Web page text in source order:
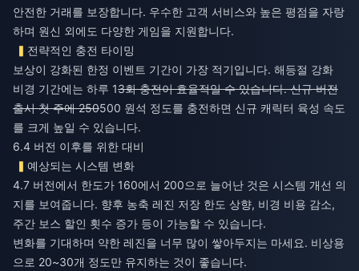
안전한 거래를 보장합니다. 우수한 고객 서비스와 높은 평점을 자랑
하며 원신 외에도 다양한 게임을 지원합니다.
전략적인 충전 타이밍
보상이 강화된 한정 이벤트 기간이 가장 적기입니다. 해등절 강화
비경 기간에는 하루 13회 충전이 효율적일 수 있습니다. 신규 버전
출시 첫 주에 250500 원석 정도를 충전하면 신규 캐릭터 육성 속도
를 크게 높일 수 있습니다.
6.4 버전 이후를 위한 대비
예상되는 시스템 변화
4.7 버전에서 한도가 160에서 200으로 늘어난 것은 시스템 개선 의
지를 보여줍니다. 향후 농축 레진 저장 한도 상향, 비경 비용 감소,
주간 보스 할인 횟수 증가 등이 가능할 수 있습니다.
변화를 기대하며 약한 레진을 너무 많이 쌓아두지는 마세요. 비상용
으로 20~30개 정도만 유지하는 것이 좋습니다.